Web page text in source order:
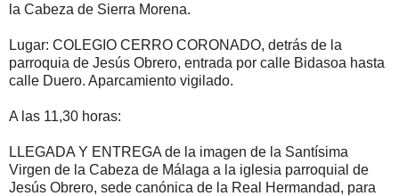
la Cabeza de Sierra Morena.
Lugar: COLEGIO CERRO CORONADO, detrás de la
parroquia de Jesús Obrero, entrada por calle Bidasoa hasta
calle Duero. Aparcamiento vigilado.
A las 11,30 horas:
LLEGADA Y ENTREGA de la imagen de la Santísima
Virgen de la Cabeza de Málaga a la iglesia parroquial de
Jesús Obrero, sede canónica de la Real Hermandad, para